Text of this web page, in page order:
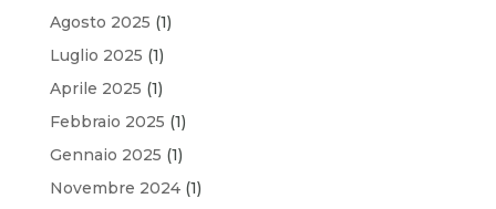
Agosto 2025 (1)
Luglio 2025 (1)
Aprile 2025 (1)
Febbraio 2025 (1)
Gennaio 2025 (1)
Novembre 2024(1)